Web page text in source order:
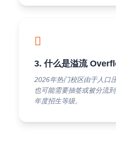
3. 什么是溢流
2026年热门校区由于人口
也可能需要抽签或被分流
年度招生等级。